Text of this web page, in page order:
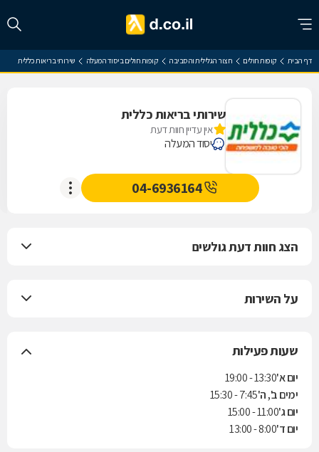
דף הבית קופות חולים חצור הגלילית והסביבה קופות חולים ביסוד המעלה שירותי בריאות כללית
שירותי בריאות כללית
אין עדיין חוות דעת
יסוד המעלה
04-6936164
הצג חוות דעת גולשים
על השירות
שעות פעילות
יום א'13:30 - 19:00
ימים ב', ה'7:45 - 15:30
יום ג'11:00 - 15:00
יום ד'8:00 - 13:00